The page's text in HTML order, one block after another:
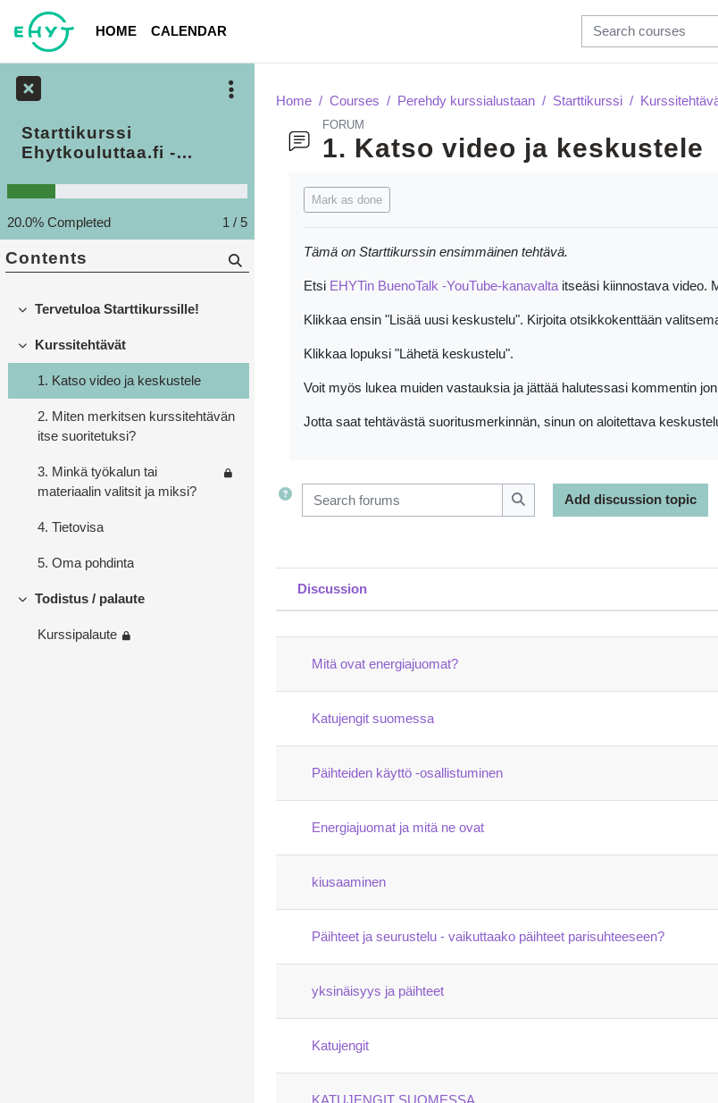
Skip to main content
HOME
CALENDAR
Home Courses Perehdy kurssialustaan Starttikurssi
FORUM
1. Katso video ja keskustele
Mark as done
Tämä on Starttikurssin ensimmäinen tehtävä.
Etsi EHYTin BuenoTalk -YouTube-kanavalta itseäsi kiinnostava video.
Klikkaa ensin "Lisää uusi keskustelu". Kirjoita otsikkokenttään
Klikkaa lopuksi "Lähetä keskustelu".
Voit myös lukea muiden vastauksia ja jättää halutessasi kommentin
Jotta saat tehtävästä suoritusmerkinnän, sinun on aloitettava
Search forums
Search forums
Add discussion topic
Status
Discussion
Mitä ovat energiajuomat?
Katujengit suomessa
Päihteiden käyttö -osallistuminen
Energiajuomat ja mitä ne ovat
kiusaaminen
Päihteet ja seurustelu - vaikuttaako päihteet parisuhteeseen?
yksinäisyys ja päihteet
Katujengit
KATUJENGIT SUOMESSA
Starttikurssi
Ehytkouluttaa.fi -
20.0% Completed 1 / 5
Contents
Collapse
Tervetuloa Starttikurssille!
Collapse
Kurssitehtävät
1. Katso video ja keskustele
2. Miten merkitsen kurssitehtävän
itse suoritetuksi?
3. Minkä työkalun tai
materiaalin valitsit ja miksi?
4. Tietovisa
5. Oma pohdinta
Collapse
Todistus / palaute
Kurssipalaute